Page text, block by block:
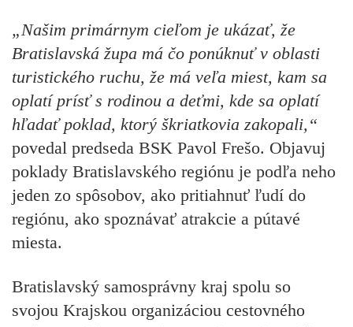
„Našim primárnym cieľom je ukázať, že
Bratislavská župa má čo ponúknuť v oblasti
turistického ruchu, že má veľa miest, kam sa
oplatí prísť s rodinou a deťmi, kde sa oplatí
hľadať poklad, ktorý škriatkovia zakopali,“
povedal predseda BSK Pavol Frešo. Objavuj
poklady Bratislavského regiónu je podľa neho
jeden zo spôsobov, ako pritiahnuť ľudí do
regiónu, ako spoznávať atrakcie a pútavé
miesta.
Bratislavský samosprávny kraj spolu so
svojou Krajskou organizáciou cestovného